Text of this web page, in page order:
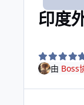
印度
由 Boss